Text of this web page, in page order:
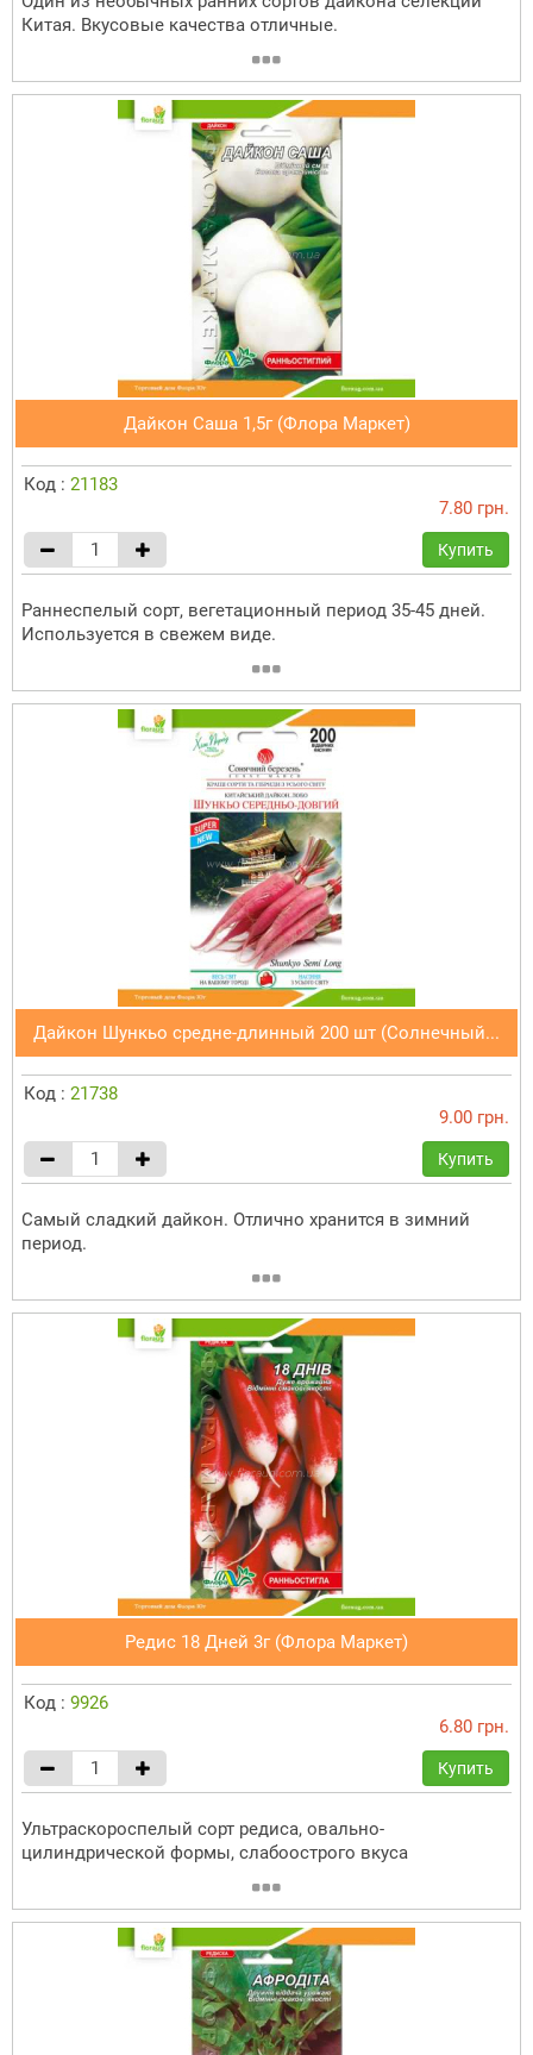
Китая. Вкусовые качества отличные.
Дайкон Саша 1,5г (Флора Маркет)
Код : 21183
7.80 грн.
Купить
Раннеспелый сорт, вегетационный период 35-45 дней.
Используется в свежем виде.
Дайкон Шункьо средне-длинный 200 шт (Солнечный...
Код : 21738
9.00 грн.
Купить
Самый сладкий дайкон. Отлично хранится в зимний
период.
Редис 18 Дней 3г (Флора Маркет)
Код : 9926
6.80 грн.
Купить
Ультраскороспелый сорт редиса, овально-
цилиндрической формы, слабоострого вкуса